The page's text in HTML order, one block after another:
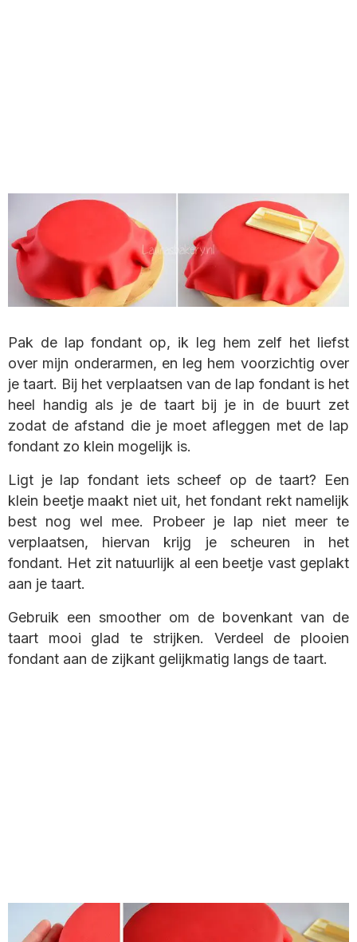
Pak de lap fondant op, ik leg hem zelf het liefst
over mijn onderarmen, en leg hem voorzichtig over
je taart. Bij het verplaatsen van de lap fondant is het
heel handig als je de taart bij je in de buurt zet
zodat de afstand die je moet afleggen met de lap
fondant zo klein mogelijk is.
Ligt je lap fondant iets scheef op de taart? Een
klein beetje maakt niet uit, het fondant rekt namelijk
best nog wel mee. Probeer je lap niet meer te
verplaatsen, hiervan krijg je scheuren in het
fondant. Het zit natuurlijk al een beetje vast geplakt
aan je taart.
Gebruik een smoother om de bovenkant van de
taart mooi glad te strijken. Verdeel de plooien
fondant aan de zijkant gelijkmatig langs de taart.